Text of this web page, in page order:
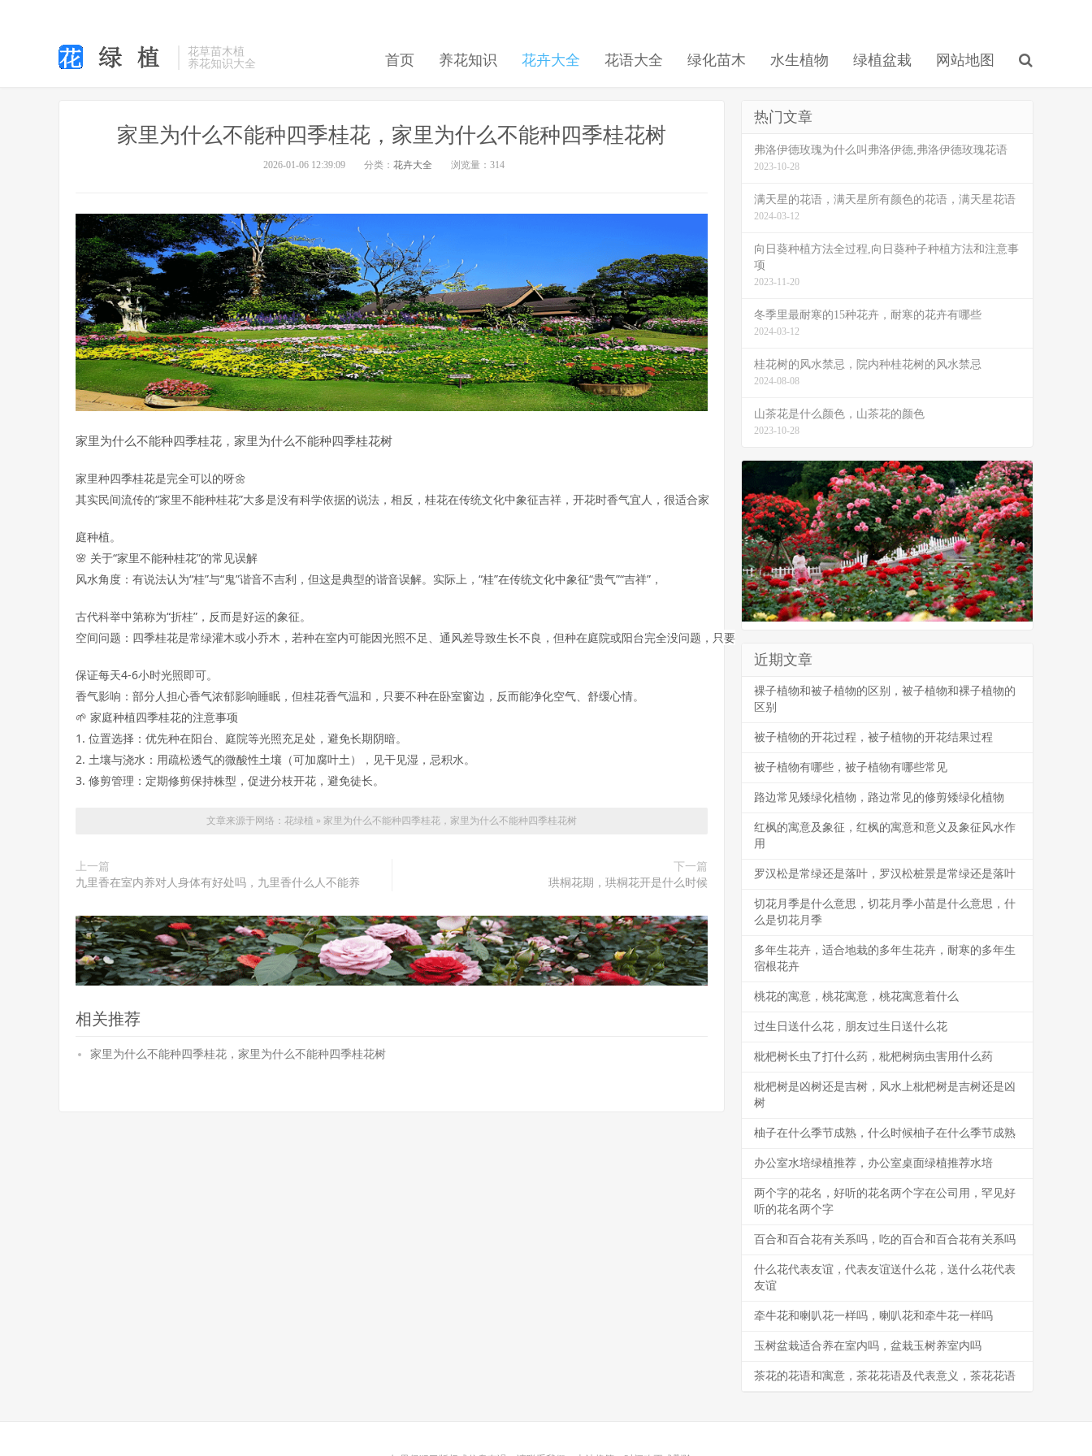
花草苗木植
养花知识大全
首页 养花知识 花卉大全 花语大全 绿化苗木 水生植物 绿植盆栽 网站地图
家里为什么不能种四季桂花，家里为什么不能种四季桂花树
2026-01-06 12:39:09 分类： 花卉大全 浏览量：314
家里为什么不能种四季桂花，家里为什么不能种四季桂花树
家里种四季桂花是完全可以的呀🌼
其实民间流传的“家里不能种桂花”大多是没有科学依据的说法，相反，桂花在传统文化中象征吉祥，开花时香气宜人，很适合家
庭种植。
🌸 关于“家里不能种桂花”的常见误解
风水角度：有说法认为“桂”与“鬼”谐音不吉利，但这是典型的谐音误解。实际上，“桂”在传统文化中象征“贵气”“吉祥”，
古代科举中第称为“折桂”，反而是好运的象征。
空间问题：四季桂花是常绿灌木或小乔木，若种在室内可能因光照不足、通风差导致生长不良，但种在庭院或阳台完全没问题，只要
保证每天4-6小时光照即可。
香气影响：部分人担心香气浓郁影响睡眠，但桂花香气温和，只要不种在卧室窗边，反而能净化空气、舒缓心情。
🌱 家庭种植四季桂花的注意事项
1. 位置选择：优先种在阳台、庭院等光照充足处，避免长期阴暗。
2. 土壤与浇水：用疏松透气的微酸性土壤（可加腐叶土），见干见湿，忌积水。
3. 修剪管理：定期修剪保持株型，促进分枝开花，避免徒长。
文章来源于网络： 花绿植 » 家里为什么不能种四季桂花，家里为什么不能种四季桂花树
上一篇
九里香在室内养对人身体有好处吗，九里香什么人不能养
下一篇
珙桐花期，珙桐花开是什么时候
相关推荐
家里为什么不能种四季桂花，家里为什么不能种四季桂花树
热门文章
弗洛伊德玫瑰为什么叫弗洛伊德,弗洛伊德玫瑰花语
2023-10-28
满天星的花语，满天星所有颜色的花语，满天星花语
2024-03-12
向日葵种植方法全过程,向日葵种子种植方法和注意事
项
2023-11-20
冬季里最耐寒的15种花卉，耐寒的花卉有哪些
2024-03-12
桂花树的风水禁忌，院内种桂花树的风水禁忌
2024-08-08
山茶花是什么颜色，山茶花的颜色
2023-10-28
近期文章
裸子植物和被子植物的区别，被子植物和裸子植物的
区别
被子植物的开花过程，被子植物的开花结果过程
被子植物有哪些，被子植物有哪些常见
路边常见矮绿化植物，路边常见的修剪矮绿化植物
红枫的寓意及象征，红枫的寓意和意义及象征风水作
用
罗汉松是常绿还是落叶，罗汉松桩景是常绿还是落叶
切花月季是什么意思，切花月季小苗是什么意思，什
么是切花月季
多年生花卉，适合地栽的多年生花卉，耐寒的多年生
宿根花卉
桃花的寓意，桃花寓意，桃花寓意着什么
过生日送什么花，朋友过生日送什么花
枇杷树长虫了打什么药，枇杷树病虫害用什么药
枇杷树是凶树还是吉树，风水上枇杷树是吉树还是凶
树
柚子在什么季节成熟，什么时候柚子在什么季节成熟
办公室水培绿植推荐，办公室桌面绿植推荐水培
两个字的花名，好听的花名两个字在公司用，罕见好
听的花名两个字
百合和百合花有关系吗，吃的百合和百合花有关系吗
什么花代表友谊，代表友谊送什么花，送什么花代表
友谊
牵牛花和喇叭花一样吗，喇叭花和牵牛花一样吗
玉树盆栽适合养在室内吗，盆栽玉树养室内吗
茶花的花语和寓意，茶花花语及代表意义，茶花花语